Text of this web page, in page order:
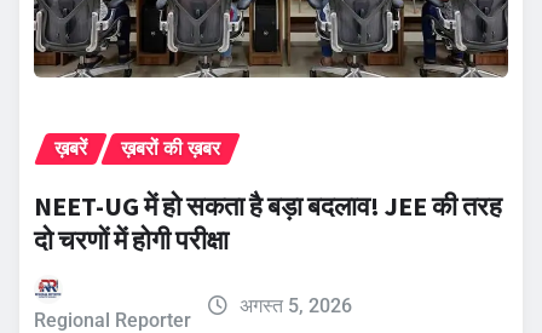
ख़बरें ख़बरों की ख़बर
NEET-UG में हो सकता है बड़ा बदलाव! JEE की तरह
दो चरणों में होगी परीक्षा
Regional Reporter
अगस्त 5, 2026